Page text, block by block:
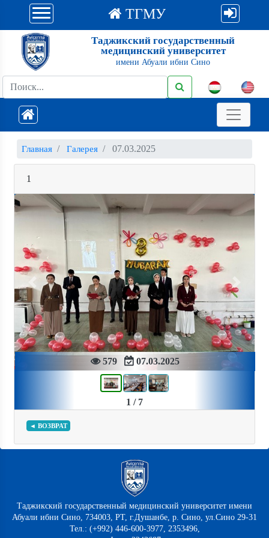
ТГМУ
Таджикский государственный
медицинский университет
имени Абуали ибни Сино
Главная Галерея 07.03.2025
1
579 07.03.2025
Previous Next
1 / 7
◄ ВОЗВРАТ
Таджикский государственный медицинский университет имени
Абуали ибни Сино, 734003, РТ, г.Душанбе, р. Сино, ул.Сино 29-31
Тел.: (+992) 446-600-3977, 2353496,